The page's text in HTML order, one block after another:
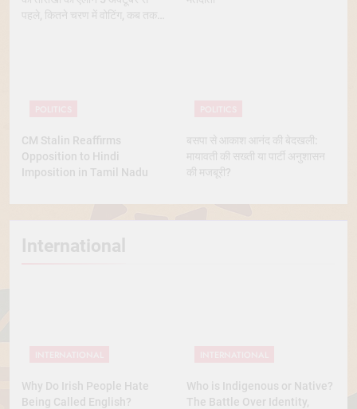
पहले, कितने चरण में वोटिंग, कब तक
CM Stalin Reaffirms
Opposition to Hindi
Imposition in Tamil Nadu
बसपा से आकाश आनंद की बेदखली:
मायावती की सख्ती या पार्टी अनुशासन
की मजबूरी?
International
Why Do Irish People Hate
Being Called English?
Who is Indigenous or Native?
The Battle Over Identity,